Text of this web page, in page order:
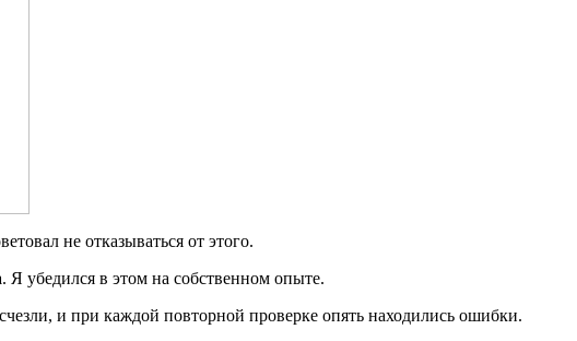
не отказываться от этого.
. Я убедился в этом на собственном опыте.
и при каждой повторной проверке опять находились ошибки.